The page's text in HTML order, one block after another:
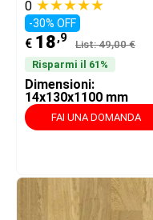
0 ★★★★★
-30% OFF
€ 18,9 List: 49,00 €
Risparmi il 61%
Dimensioni:
14x130x1100 mm
FAI UNA DOMANDA